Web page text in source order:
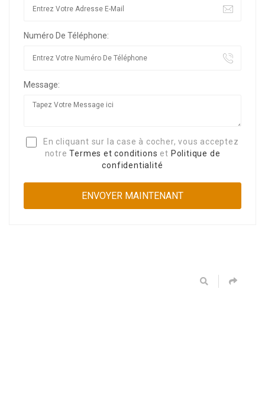
Numéro De Téléphone:
Message:
En cliquant sur la case à cocher, vous acceptez
notreTermes et conditions et Politique de
confidentialité